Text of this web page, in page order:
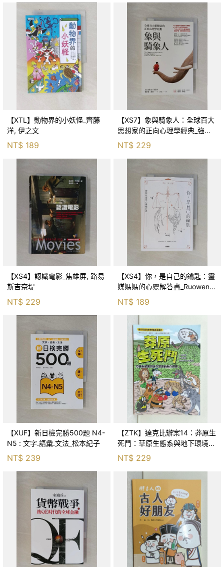
【XTL】動物界的小妖怪_齊藤
洋, 伊之文
NT$ 189
【XS7】象與騎象人：全球百大
思想家的正向心理學經典_強納
森．海德, 李靜瑤
NT$ 229
【XS4】認識電影_焦雄屏, 路易
斯吉奈堤
NT$ 229
【XS4】你，是自己的鑰匙：靈
媒媽媽的心靈解答書_Ruowen
Huang
NT$ 189
【XUF】新日檢完勝500題 N4-
N5 : 文字.語彙.文法_松本紀子
NT$ 239
【ZTK】達克比辦案14：莽原生
死鬥：草原生態系與地下環境的
生存適應_柯智元
NT$ 229